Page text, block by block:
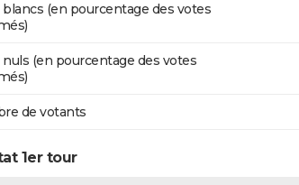
blancs (en pourcentage des votes
nuls (en pourcentage des votes
de votants
1er tour